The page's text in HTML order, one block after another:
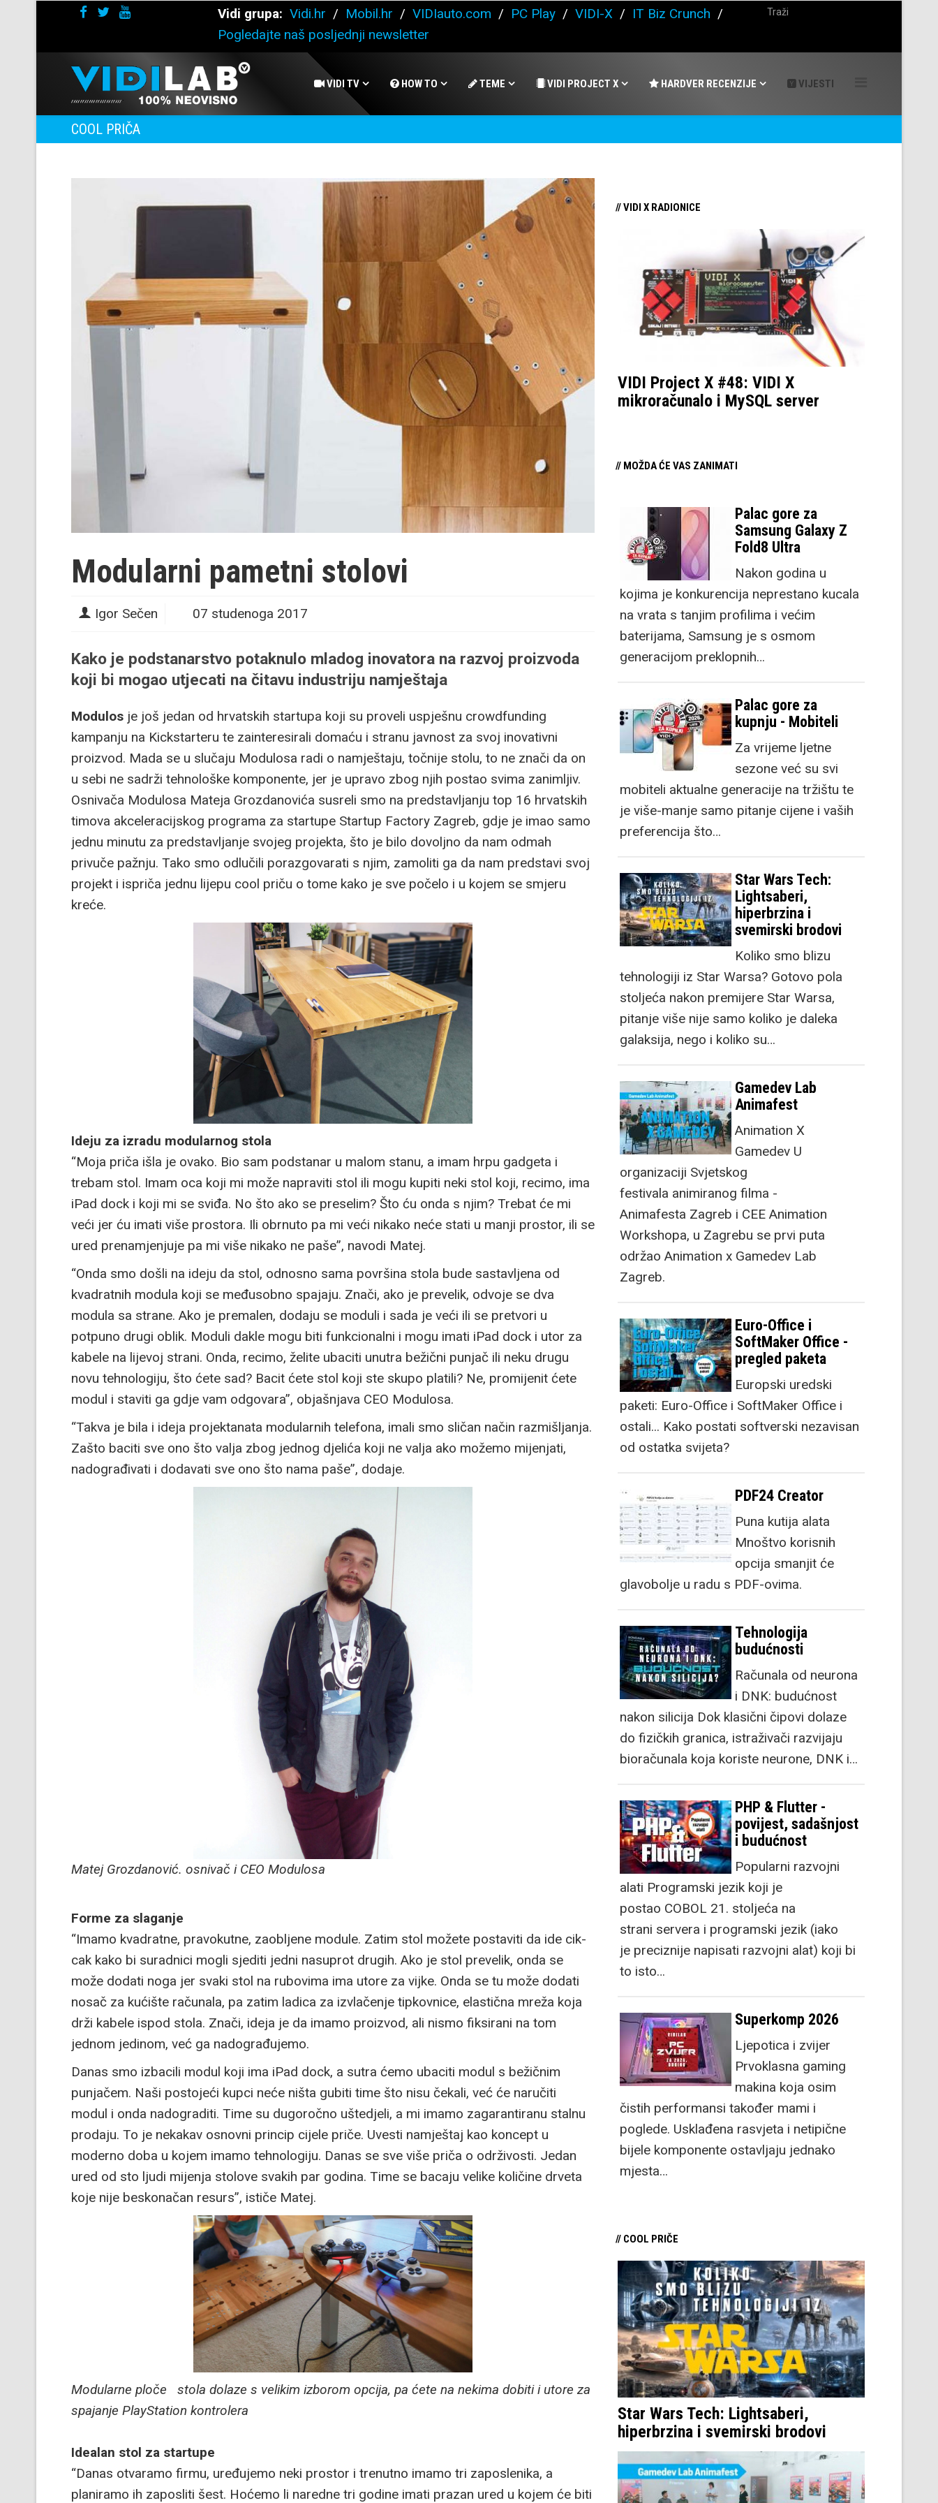
Vidi grupa: Vidi.hr / Mobil.hr / VIDIauto.com / PC Play / VIDI-X / IT Biz Crunch /
Pogledajte naš posljednji newsletter
VIDI TV HOW TO TEME VIDI PROJECT X HARDVER RECENZIJE VIJESTI
COOL PRIČA
Modularni pametni stolovi
Igor Sečen 07 studenoga 2017
Kako je podstanarstvo potaknulo mladog inovatora na razvoj proizvoda
koji bi mogao utjecati na čitavu industriju namještaja
Modulos je još jedan od hrvatskih startupa koji su proveli uspješnu crowdfunding
kampanju na Kickstarteru te zainteresirali domaću i stranu javnost za svoj inovativni
proizvod. Mada se u slučaju Modulosa radi o namještaju, točnije stolu, to ne znači da on
u sebi ne sadrži tehnološke komponente, jer je upravo zbog njih postao svima zanimljiv.
Osnivača Modulosa Mateja Grozda­novića susreli smo na predstavljanju top 16 hrvatskih
timova akceleracijskog programa za startupe Startup Factory Zagreb, gdje je imao samo
jednu minutu za predstavljanje svojeg projekta, što je bilo dovoljno da nam odmah
privuče pažnju. Tako smo odlučili porazgovarati s njim, zamoliti ga da nam predstavi svoj
projekt i ispriča jednu lijepu cool priču o tome kako je sve počelo i u kojem se smjeru
kreće.
Ideju za izradu modularnog stola
“Moja priča išla je ovako. Bio sam podstanar u malom stanu, a imam hrpu gadgeta i
trebam stol. Imam oca koji mi može napraviti stol ili mogu kupiti neki stol koji, recimo, ima
iPad dock i koji mi se sviđa. No što ako se preselim? Što ću onda s njim? Trebat će mi
veći jer ću imati više prostora. Ili obrnuto pa mi veći nikako neće stati u manji prostor, ili se
ured prenamjenjuje pa mi više nikako ne paše”, navodi Matej.
“Onda smo došli na ideju da stol, odnosno sama površina stola bude sastavljena od
kvadratnih modula koji se međusobno spajaju. Znači, ako je prevelik, odvoje se dva
modula sa strane. Ako je premalen, dodaju se moduli i sada je veći ili se pretvori u
potpuno drugi oblik. Moduli dakle mogu biti funkcionalni i mogu imati iPad dock i utor za
kabele na lijevoj strani. Onda, recimo, želite ubaciti unutra bežični punjač ili neku drugu
novu tehnologiju, što ćete sad? Bacit ćete stol koji ste skupo platili? Ne, promijenit ćete
modul i staviti ga gdje vam odgovara”, objašnjava CEO Modulosa.
“Takva je bila i ideja projektanata modularnih telefona, imali smo sličan način razmišljanja.
Zašto baciti sve ono što valja zbog jednog djelića koji ne valja ako možemo mijenjati,
nadograđivati i dodavati sve ono što nama paše”, dodaje.
Matej Grozdanović. osnivač i CEO Modulosa
Forme za slaganje
“Imamo kvadratne, pravokutne, zaobljene module. Zatim stol možete postaviti da ide cik-
cak kako bi suradnici mogli sjediti jedni nasuprot drugih. Ako je stol prevelik, onda se
može dodati noga jer svaki stol na rubovima ima utore za vijke. Onda se tu može dodati
nosač za kućište računala, pa zatim ladica za izvlačenje tipkovnice, elastična mreža koja
drži kabele ispod stola. Znači, ideja je da imamo proizvod, ali nismo fiksirani na tom
jednom jedinom, već ga nadograđujemo.
Danas smo izbacili modul koji ima iPad dock, a sutra ćemo ubaciti modul s bežičnim
punjačem. Naši postojeći kupci neće ništa gubiti time što nisu čekali, već će naručiti
modul i onda nadograditi. Time su dugoročno uštedjeli, a mi imamo zagarantiranu stalnu
prodaju. To je nekakav osnovni princip cijele priče. Uvesti namještaj kao koncept u
moderno doba u kojem imamo tehnologiju. Danas se sve više priča o održivosti. Jedan
ured od sto ljudi mijenja stolove svakih par godina. Time se bacaju velike količine drveta
koje nije beskonačan resurs”, ističe Matej.
Modularne ploče stola dolaze s velikim izborom opcija, pa ćete na nekima dobiti i utore za
spajanje PlayStation kontrolera
Idealan stol za startupe
“Danas otvaramo firmu, uređujemo neki prostor i trenutno imamo tri zaposlenika, a
planiramo ih zaposliti šest. Hoćemo li naredne tri godine imati prazan ured u kojem će biti
// VIDI X RADIONICE
VIDI Project X #48: VIDI X
mikroračunalo i MySQL server
// MOŽDA ĆE VAS ZANIMATI
Palac gore za
Samsung Galaxy Z
Fold8 Ultra
Nakon godina u
kojima je konkurencija neprestano kucala
na vrata s tanjim profilima i većim
baterijama, Samsung je s osmom
generacijom preklopnih…
Palac gore za
kupnju - Mobiteli
Za vrijeme ljetne
sezone već su svi
mobiteli aktualne generacije na tržištu te
je više-manje samo pitanje cijene i vaših
preferencija što…
Star Wars Tech:
Lightsaberi,
hiperbrzina i
svemirski brodovi
Koliko smo blizu
tehnologiji iz Star Warsa? Gotovo pola
stoljeća nakon premijere Star Warsa,
pitanje više nije samo koliko je daleka
galaksija, nego i koliko su…
Gamedev Lab
Animafest
Animation X
Gamedev U
organizaciji Svjetskog
festivala animiranog filma -
Animafesta Zagreb i CEE Animation
Workshopa, u Zagrebu se prvi puta
održao Animation x Gamedev Lab
Zagreb.
Euro-Office i
SoftMaker Office -
pregled paketa
Europski uredski
paketi: Euro-Office i SoftMaker Office i
ostali... Kako postati softverski nezavisan
od ostatka svijeta?
PDF24 Creator
Puna kutija alata
Mnoštvo korisnih
opcija smanjit će
glavobolje u radu s PDF-ovima.
Tehnologija
budućnosti
Računala od neurona
i DNK: budućnost
nakon silicija Dok klasični čipovi dolaze
do fizičkih granica, istraživači razvijaju
bioračunala koja koriste neurone, DNK i…
PHP & Flutter -
povijest, sadašnjost
i budućnost
Popularni razvojni
alati Programski jezik koji je
postao COBOL 21. stoljeća na
strani servera i programski jezik (iako
je preciznije napisati razvojni alat) koji bi
to isto…
Superkomp 2026
Ljepotica i zvijer
Prvoklasna gaming
makina koja osim
čistih performansi također mami i
poglede. Usklađena rasvjeta i netipične
bijele komponente ostavljaju jednako
mjesta…
// COOL PRIČE
Star Wars Tech: Lightsaberi,
hiperbrzina i svemirski brodovi